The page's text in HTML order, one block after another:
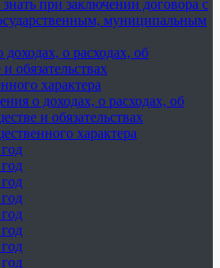
при заключении договора с
муниципальным
доходах, о расходах, об
обязательствах
характера
о доходах, о расходах, об
и обязательствах
характера